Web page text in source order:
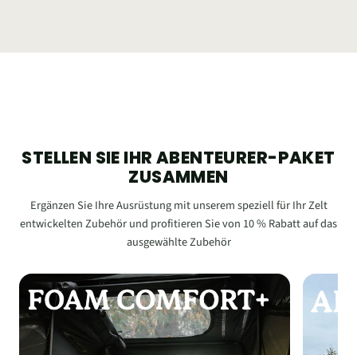
STELLEN SIE IHR ABENTEURER-PAKET
ZUSAMMEN
Ergänzen Sie Ihre Ausrüstung mit unserem speziell für Ihr Zelt
entwickelten Zubehör und profitieren Sie von 10 % Rabatt auf das
ausgewählte Zubehör